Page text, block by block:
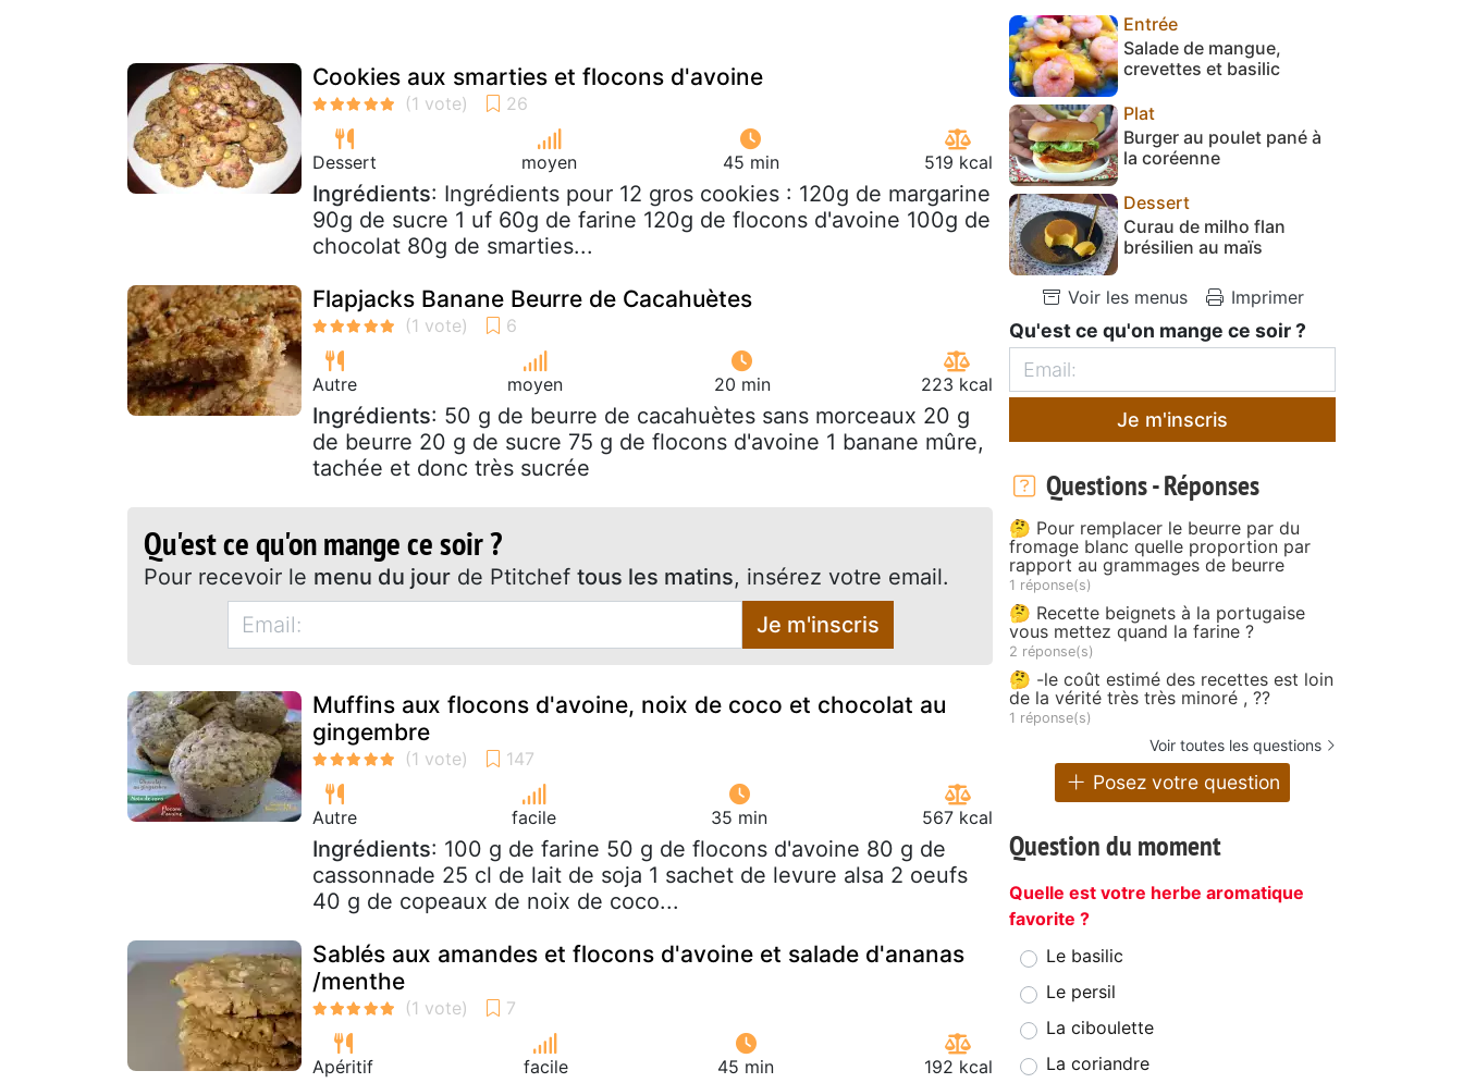
Cookies aux smarties et flocons d'avoine
Dessert moyen 45 min 519 kcal
Ingrédients: Ingrédients pour 12 gros cookies : 120g de margarine
90g de sucre 1 uf 60g de farine 120g de flocons d'avoine 100g de
chocolat 80g de smarties...
Flapjacks Banane Beurre de Cacahuètes
Autre moyen 20 min 223 kcal
Ingrédients: 50 g de beurre de cacahuètes sans morceaux 20 g
de beurre 20 g de sucre 75 g de flocons d'avoine 1 banane mûre,
tachée et donc très sucrée
Qu'est ce qu'on mange ce soir ?
Pour recevoir le menu du jour de Ptitchef tous les matins, insérez votre email.
Je m'inscris
Muffins aux flocons d'avoine, noix de coco et chocolat au
gingembre
Autre facile 35 min 567 kcal
Ingrédients: 100 g de farine 50 g de flocons d'avoine 80 g de
cassonnade 25 cl de lait de soja 1 sachet de levure alsa 2 oeufs
40 g de copeaux de noix de coco...
Sablés aux amandes et flocons d'avoine et salade d'ananas
/menthe
Apéritif facile 45 min 192 kcal
Entrée
Salade de mangue,
crevettes et basilic
Plat
Burger au poulet pané à
la coréenne
Dessert
Curau de milho flan
brésilien au maïs
Voir les menus Imprimer
Qu'est ce qu'on mange ce soir ?
Je m'inscris
Questions - Réponses
🤔 Pour remplacer le beurre par du
fromage blanc quelle proportion par
rapport au grammages de beurre
1 réponse(s)
🤔 Recette beignets à la portugaise
vous mettez quand la farine ?
2 réponse(s)
🤔 -le coût estimé des recettes est loin
de la vérité très très minoré , ??
1 réponse(s)
Voir toutes les questions
Posez votre question
Question du moment
Quelle est votre herbe aromatique
favorite ?
Le basilic
Le persil
La ciboulette
La coriandre